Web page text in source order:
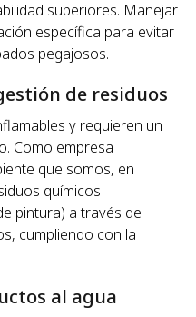
superiores. Manejar
específica para evitar
pegajosos.
de residuos
y requieren un
Como empresa
que somos, en
químicos
pintura) a través de
cumpliendo con la
al agua